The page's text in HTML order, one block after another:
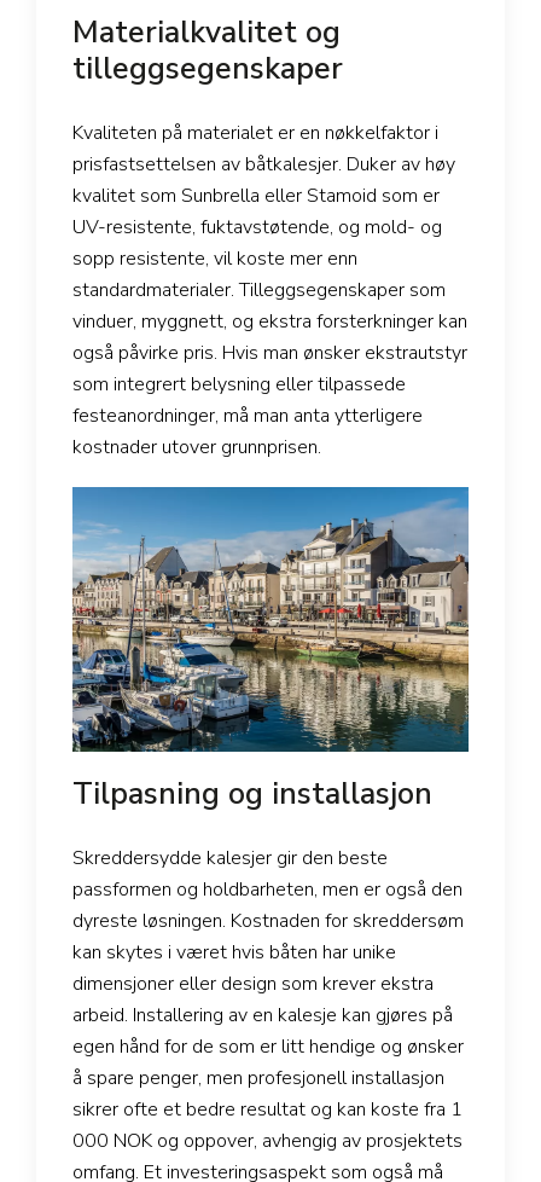
Materialkvalitet og
tilleggsegenskaper
Kvaliteten på materialet er en nøkkelfaktor i
prisfastsettelsen av båtkalesjer. Duker av høy
kvalitet som Sunbrella eller Stamoid som er
UV-resistente, fuktavstøtende, og mold- og
sopp resistente, vil koste mer enn
standardmaterialer. Tilleggsegenskaper som
vinduer, myggnett, og ekstra forsterkninger kan
også påvirke pris. Hvis man ønsker ekstrautstyr
som integrert belysning eller tilpassede
festeanordninger, må man anta ytterligere
kostnader utover grunnprisen.
Tilpasning og installasjon
Skreddersydde kalesjer gir den beste
passformen og holdbarheten, men er også den
dyreste løsningen. Kostnaden for skreddersøm
kan skytes i været hvis båten har unike
dimensjoner eller design som krever ekstra
arbeid. Installering av en kalesje kan gjøres på
egen hånd for de som er litt hendige og ønsker
å spare penger, men profesjonell installasjon
sikrer ofte et bedre resultat og kan koste fra 1
000 NOK og oppover, avhengig av prosjektets
omfang. Et investeringsaspekt som også må